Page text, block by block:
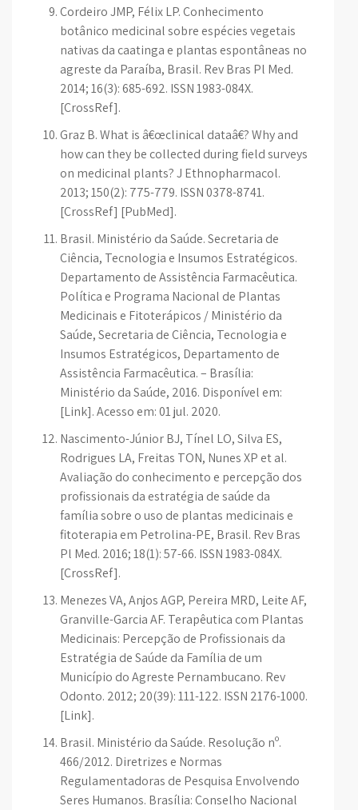
Cordeiro JMP, Félix LP. Conhecimento
botânico medicinal sobre espécies vegetais
nativas da caatinga e plantas espontâneas no
agreste da Paraíba, Brasil. Rev Bras Pl Med.
2014; 16(3): 685-692. ISSN 1983-084X.
[CrossRef].
Graz B. What is â€œclinical dataâ€? Why and
how can they be collected during field surveys
on medicinal plants? J Ethnopharmacol.
2013; 150(2): 775-779. ISSN 0378-8741.
[CrossRef] [PubMed].
Brasil. Ministério da Saúde. Secretaria de
Ciência, Tecnologia e Insumos Estratégicos.
Departamento de Assistência Farmacêutica.
Política e Programa Nacional de Plantas
Medicinais e Fitoterápicos / Ministério da
Saúde, Secretaria de Ciência, Tecnologia e
Insumos Estratégicos, Departamento de
Assistência Farmacêutica. – Brasília:
Ministério da Saúde, 2016. Disponível em:
[Link]. Acesso em: 01 jul. 2020.
Nascimento-Júnior BJ, Tínel LO, Silva ES,
Rodrigues LA, Freitas TON, Nunes XP et al.
Avaliação do conhecimento e percepção dos
profissionais da estratégia de saúde da
família sobre o uso de plantas medicinais e
fitoterapia em Petrolina-PE, Brasil. Rev Bras
Pl Med. 2016; 18(1): 57-66. ISSN 1983-084X.
[CrossRef].
Menezes VA, Anjos AGP, Pereira MRD, Leite AF,
Granville-Garcia AF. Terapêutica com Plantas
Medicinais: Percepção de Profissionais da
Estratégia de Saúde da Família de um
Município do Agreste Pernambucano. Rev
Odonto. 2012; 20(39): 111-122. ISSN 2176-1000.
[Link].
Brasil. Ministério da Saúde. Resolução nº.
466/2012. Diretrizes e Normas
Regulamentadoras de Pesquisa Envolvendo
Seres Humanos. Brasília: Conselho Nacional